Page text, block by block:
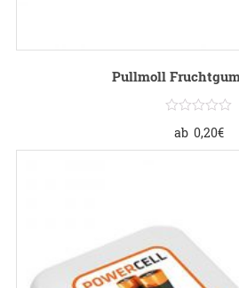
Pullmoll
ab 0,20€